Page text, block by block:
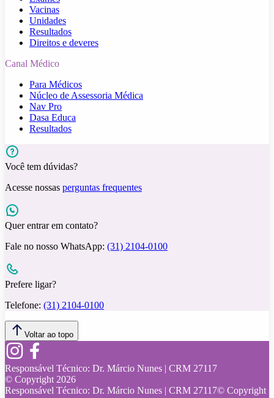
Vacinas
Unidades
Resultados
Direitos e deveres
Canal Médico
Para Médicos
Núcleo de Assessoria Médica
Nav Pro
Dasa Educa
Resultados
Você tem dúvidas?
Acesse nossas perguntas frequentes
Quer entrar em contato?
Fale no nosso WhatsApp: (31) 2104-0100
Prefere ligar?
Telefone: (31) 2104-0100
Voltar ao topo
Responsável Técnico: Dr. Márcio Nunes | CRM 27117
© Copyright2026
Responsável Técnico: Dr. Márcio Nunes | CRM 27117© Copyright